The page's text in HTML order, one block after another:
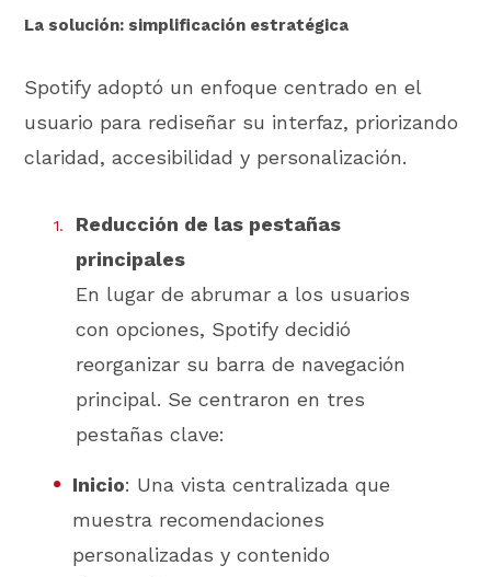
La solución: simplificación estratégica
Spotify adoptó un enfoque centrado en el
usuario para rediseñar su interfaz, priorizando
claridad, accesibilidad y personalización.
Reducción de las pestañas
principales
En lugar de abrumar a los usuarios
con opciones, Spotify decidió
reorganizar su barra de navegación
principal. Se centraron en tres
pestañas clave:
Inicio: Una vista centralizada que
muestra recomendaciones
personalizadas y contenido